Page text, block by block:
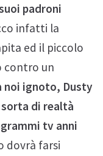
padroni
infatti la
ed il piccolo
contro un
noi ignoto, Dusty
di realtà
tv anni
dovrà farsi